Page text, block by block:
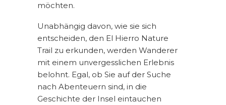
möchten.
Unabhängig davon, wie sie sich
entscheiden, den El Hierro Nature
Trail zu erkunden, werden Wanderer
mit einem unvergesslichen Erlebnis
belohnt. Egal, ob Sie auf der Suche
nach Abenteuern sind, in die
Geschichte der Insel eintauchen